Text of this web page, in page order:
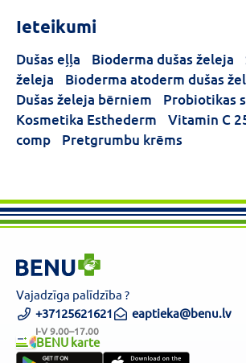
Ieteikumi
Dušas eļļa Bioderma dušas želeja
želeja
Bioderma atoderm dušas
Dušas želeja bērniem
Probiotikas
Kosmetika Esthederm
Vitamin C
comp
Pretgrumbu krēms
Vajadzīga palīdzība ?
+37125621621
I-V 9.00–17.00
eaptieka@benu.lv
BENU karte